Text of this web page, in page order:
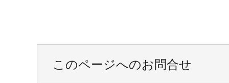
このページへのお問合せ